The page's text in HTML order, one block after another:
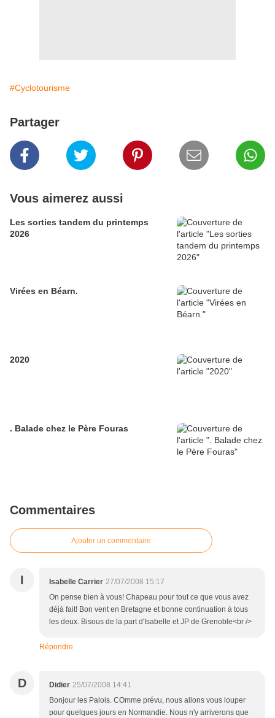
#Cyclotourisme
Partager
Vous aimerez aussi
Les sorties tandem du printemps
2026
Virées en Béarn.
2020
. Balade chez le Père Fouras
Commentaires
Ajouter un commentaire
I Isabelle Carrier 27/07/2008 15:17
On pense bien à vous! Chapeau pour tout ce que vous avez
déjà fait! Bon vent en Bretagne et bonne continuation à tous
les deux. Bisous de la part d'Isabelle et JP de Grenoble<br />
Répondre
D Didier 25/07/2008 14:41
Bonjour les Palois. COmme prévu, nous allons vous louper
pour quelques jours en Normandie. Nous n'y arriverons que